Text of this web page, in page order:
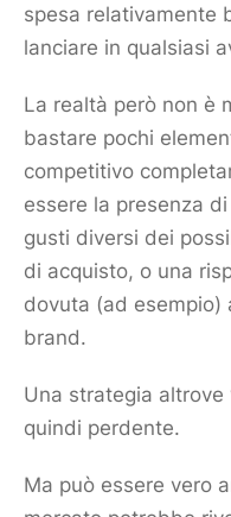
spesa relativamente
lanciare in qualsiasi
La realtà però non è
bastare pochi
competitivo
essere la presenza di
gusti diversi dei
di acquisto, o una
dovuta (ad esempio)
brand.
Una strategia
quindi perdente.
Ma può essere vero